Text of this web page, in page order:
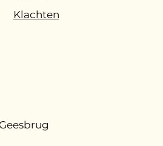
Klachten